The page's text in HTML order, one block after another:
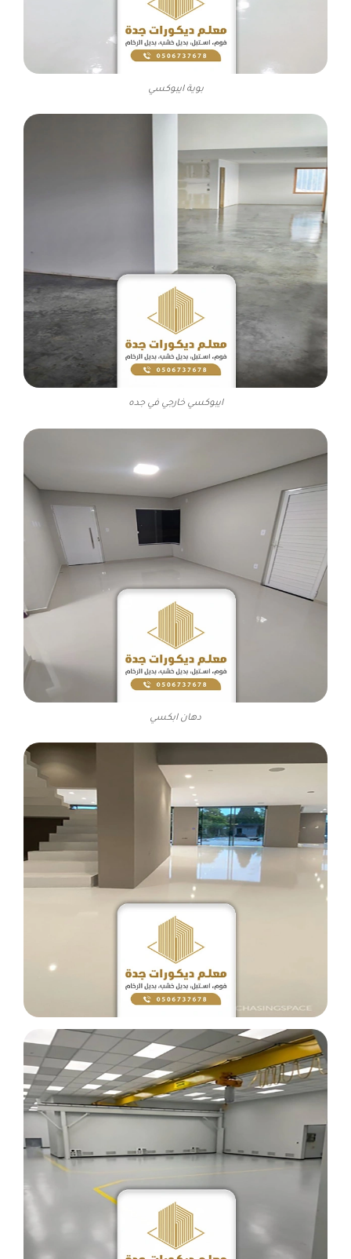
بوية ايبوكسي
ايبوكسي خارجي في جده
دهان ابكسي